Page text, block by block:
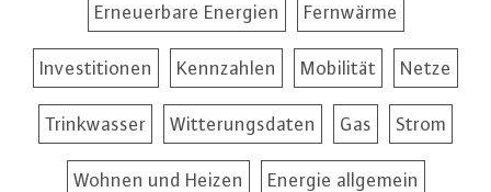
Erneuerbare Energien Fernwärme
Investitionen Kennzahlen Mobilität Netze
Trinkwasser Witterungsdaten Gas Strom
Wohnen und Heizen Energie allgemein